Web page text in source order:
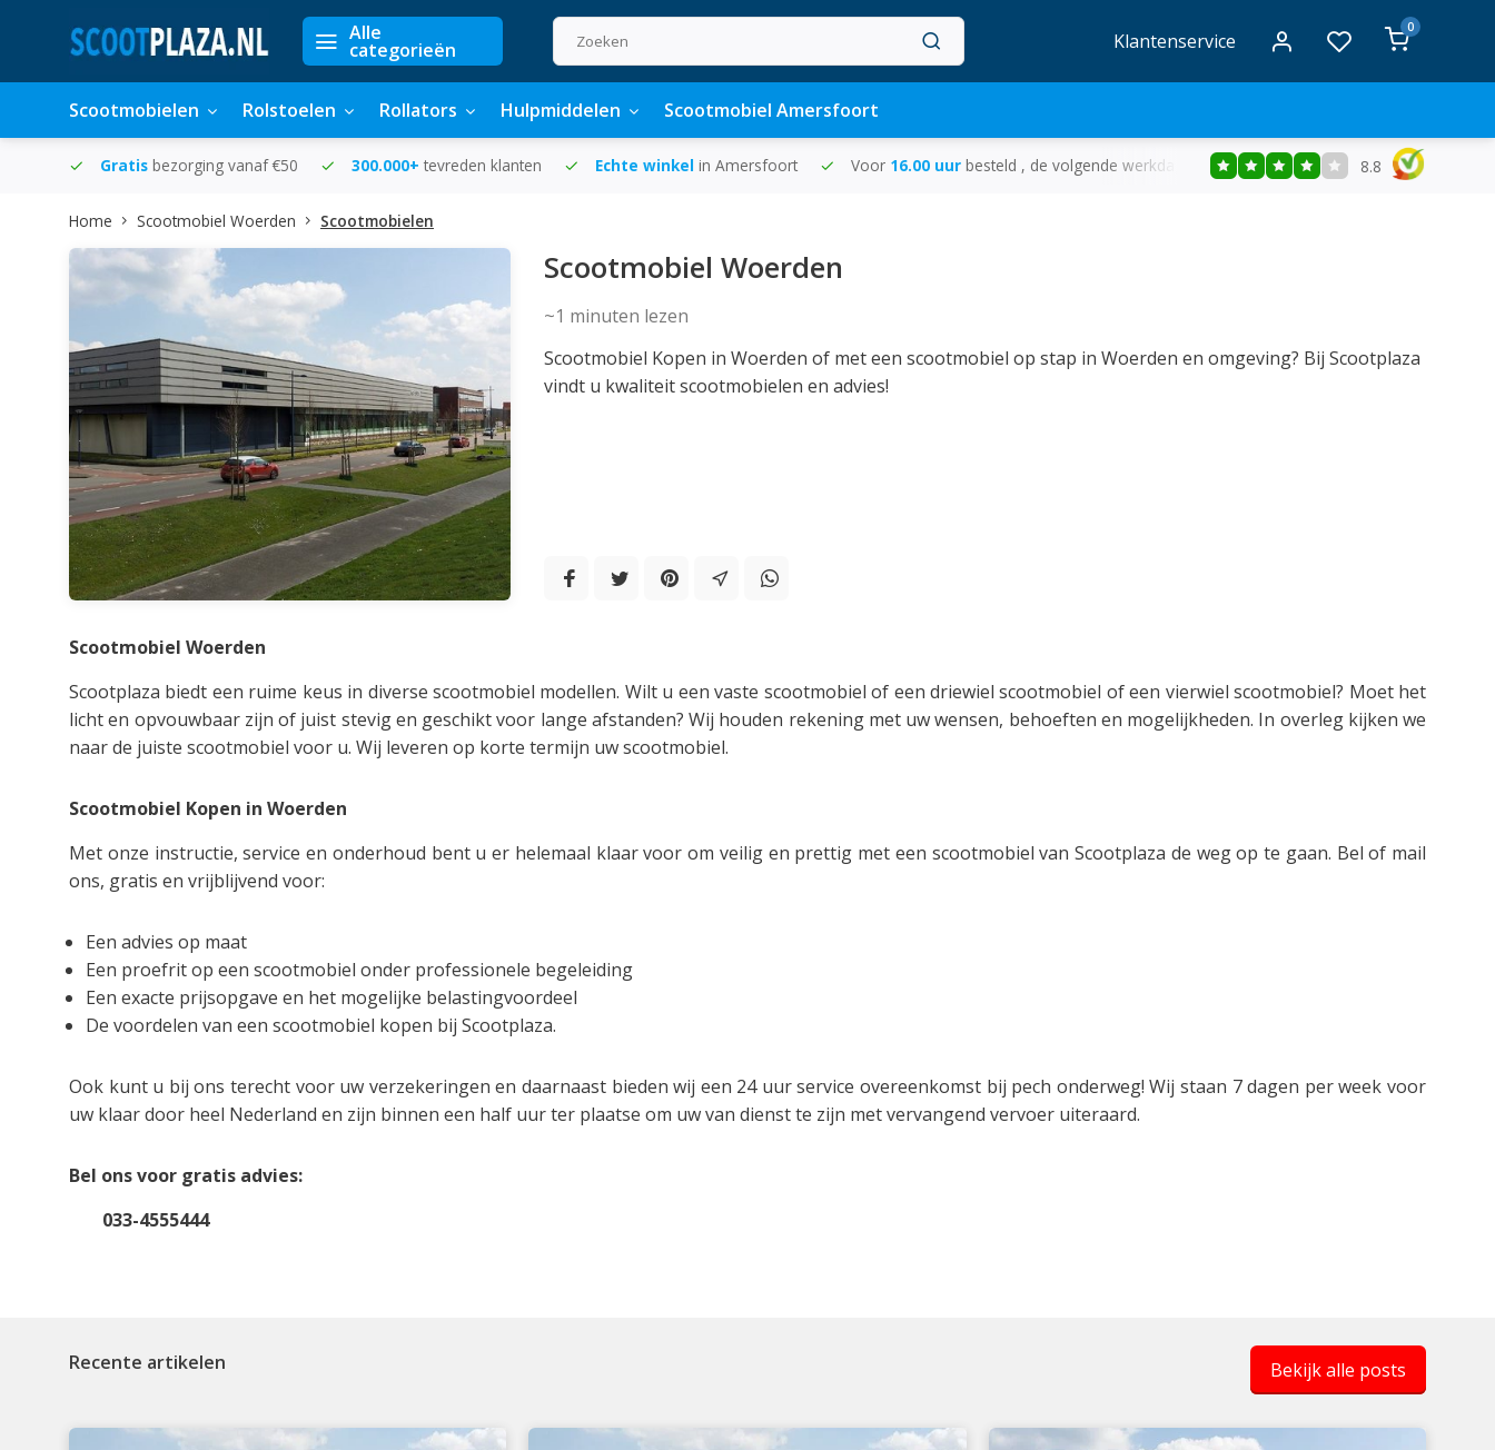
Alle
categorieën Klantenservice
0
Scootmobielen Rolstoelen Rollators Hulpmiddelen Scootmobiel Amersfoort
Gratis bezorging vanaf €50 300.000+ tevreden klanten Echte winkel in Amersfoort Voor 16.00 uur besteld , de volgende werkdag in huis Gratisbezorging vanaf €50
8.8
Home Scootmobiel Woerden Scootmobielen
Scootmobiel Woerden
~1 minuten lezen
Scootmobiel Kopen in Woerden of met een scootmobiel op stap in Woerden en omgeving? Bij Scootplaza
vindt u kwaliteit scootmobielen en advies!
Scootmobiel Woerden
Scootplaza biedt een ruime keus in diverse scootmobiel modellen. Wilt u een vaste scootmobiel of een driewiel scootmobiel of een vierwiel scootmobiel? Moet het
licht en opvouwbaar zijn of juist stevig en geschikt voor lange afstanden? Wij houden rekening met uw wensen, behoeften en mogelijkheden. In overleg kijken we
naar de juiste scootmobiel voor u. Wij leveren op korte termijn uw scootmobiel.
Scootmobiel Kopen in Woerden
Met onze instructie, service en onderhoud bent u er helemaal klaar voor om veilig en prettig met een scootmobiel van Scootplaza de weg op te gaan. Bel of mail
ons, gratis en vrijblijvend voor:
Een advies op maat
Een proefrit op een scootmobiel onder professionele begeleiding
Een exacte prijsopgave en het mogelijke belastingvoordeel
De voordelen van een scootmobiel kopen bij Scootplaza.
Ook kunt u bij ons terecht voor uw verzekeringen en daarnaast bieden wij een 24 uur service overeenkomst bij pech onderweg! Wij staan 7 dagen per week voor
uw klaar door heel Nederland en zijn binnen een half uur ter plaatse om uw van dienst te zijn met vervangend vervoer uiteraard.
Bel ons voor gratis advies:
033-4555444
Recente artikelen Bekijk alle posts